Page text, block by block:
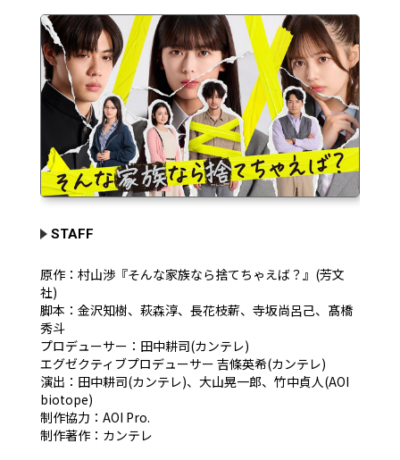
STAFF
原作：村山渉『そんな家族なら捨てちゃえば？』(芳文
社)
脚本：金沢知樹、萩森淳、長花枝薪、寺坂尚呂己、髙橋
秀斗
プロデューサー：田中耕司(カンテレ)
エグゼクティブプロデューサー 吉條英希(カンテレ)
演出：田中耕司(カンテレ)、大山晃一郎、竹中貞人(AOI
biotope)
制作協力：AOI Pro.
制作著作：カンテレ